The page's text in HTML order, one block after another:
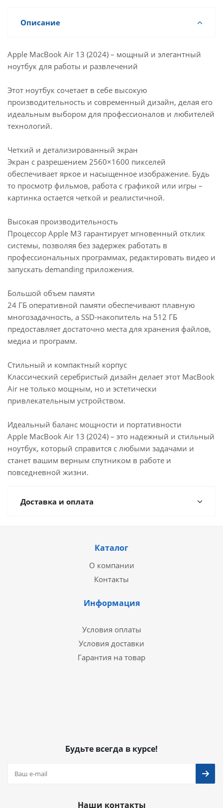
Описание
Apple MacBook Air 13 (2024) – мощный и элегантный
ноутбук для работы и развлечений
Этот ноутбук сочетает в себе высокую
производительность и современный дизайн, делая его
идеальным выбором для профессионалов и любителей
технологий.
Четкий и детализированный экран
Экран с разрешением 2560×1600 пикселей
обеспечивает яркое и насыщенное изображение. Будь
то просмотр фильмов, работа с графикой или игры –
картинка остается четкой и реалистичной.
Высокая производительность
Процессор Apple M3 гарантирует мгновенный отклик
системы, позволяя без задержек работать в
профессиональных программах, редактировать видео и
запускать demanding приложения.
Большой объем памяти
24 ГБ оперативной памяти обеспечивают плавную
многозадачность, а SSD-накопитель на 512 ГБ
предоставляет достаточно места для хранения файлов,
медиа и программ.
Стильный и компактный корпус
Классический серебристый дизайн делает этот MacBook
Air не только мощным, но и эстетически
привлекательным устройством.
Идеальный баланс мощности и портативности
Apple MacBook Air 13 (2024) – это надежный и стильный
ноутбук, который справится с любыми задачами и
станет вашим верным спутником в работе и
повседневной жизни.
Доставка и оплата
Каталог
О компании
Контакты
Информация
Условия оплаты
Условия доставки
Гарантия на товар
Будьте всегда в курсе!
Наши контакты